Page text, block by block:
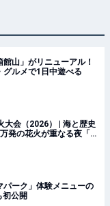
館山」がリニューアル！
ルメで1日中遊べる
大会（2026） | 海と歴史
発の花火が重なる夜「と
年開催情報 | 福井県敦
ーク」体験メニューの
初公開